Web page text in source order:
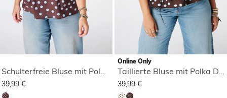
Schulterfreie Bluse mit Polka Dot Muster
39,99 €
Online Only
Taillierte Bluse mit Polka Dot Muster
39,99 €